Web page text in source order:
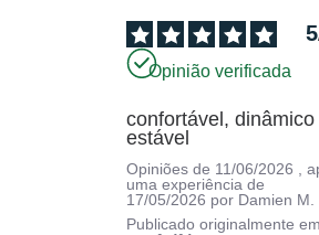
5
Opinião verificada
confortável, dinâmico
estável
Opiniões de 11/06/2026
,
uma experiência de
17/05/2026 por Damien M.
Publicado originalmente